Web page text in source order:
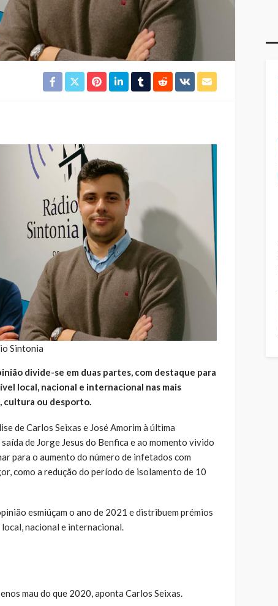
Sintonia
divide-se em duas partes, com destaque para
local, nacional e internacional nas mais
cultura ou desporto.
de Carlos Seixas e José Amorim à última
de Jorge Jesus do Benfica e ao momento vivido
para o aumento do número de infetados com
como a redução do período de isolamento de 10
esmiúçam o ano de 2021 e distribuem prémios
nacional e internacional.
mau do que 2020, aponta Carlos Seixas.